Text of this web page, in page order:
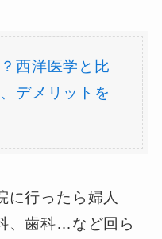
西洋医学と比
デメリットを
に行ったら婦人
、歯科…など回ら